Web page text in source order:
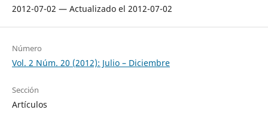
2012-07-02 — Actualizado el 2012-07-02
Número
Vol. 2 Núm. 20 (2012): Julio – Diciembre
Sección
Artículos